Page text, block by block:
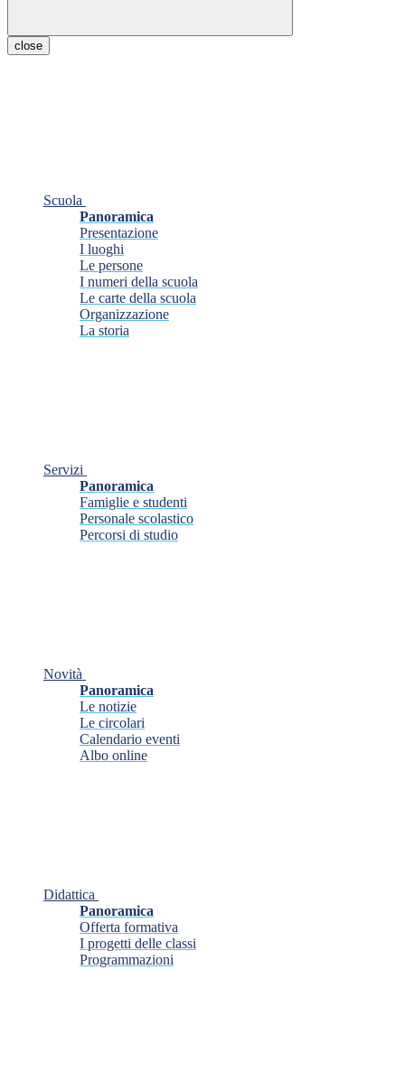
close
Scuola
Panoramica
Presentazione
I luoghi
Le persone
I numeri della scuola
Le carte della scuola
Organizzazione
La storia
Servizi
Panoramica
Famiglie e studenti
Personale scolastico
Percorsi di studio
Novità
Panoramica
Le notizie
Le circolari
Calendario eventi
Albo online
Didattica
Panoramica
Offerta formativa
I progetti delle classi
Programmazioni